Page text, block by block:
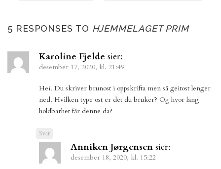
5 RESPONSES TO HJEMMELAGET PRIM
Karoline Fjelde sier:
desember 17, 2020, kl. 21:49
Hei. Du skriver brunost i oppskrifta men så geitost lenger
ned. Hvilken type ost er det du bruker? Og hvor lang
holdbarhet får denne da?
Svar
Anniken Jørgensen sier:
desember 18, 2020, kl. 15:22